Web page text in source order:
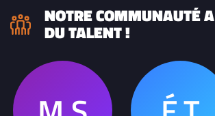
NOTRE COMMUNAUTÉ A
DU TALENT !